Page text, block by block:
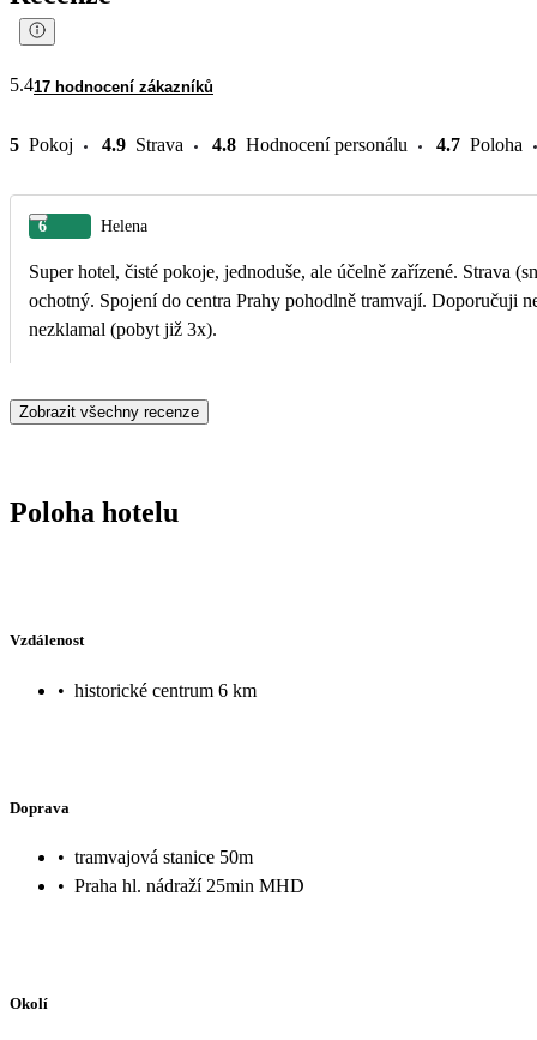
5.417 hodnocení zákazníků
5 Pokoj 4.9 Strava 4.8 Hodnocení personálu 4.7 Poloha
6 Helena
Super hotel, čisté pokoje, jednoduše, ale účelně zařízené. Strava
ochotný. Spojení do centra Prahy pohodlně tramvají. Doporučuji
nezklamal (pobyt již 3x).
Zobrazit všechny recenze
Poloha hotelu
Vzdálenost
• historické centrum 6 km
Doprava
• tramvajová stanice 50m
• Praha hl. nádraží 25min MHD
Okolí